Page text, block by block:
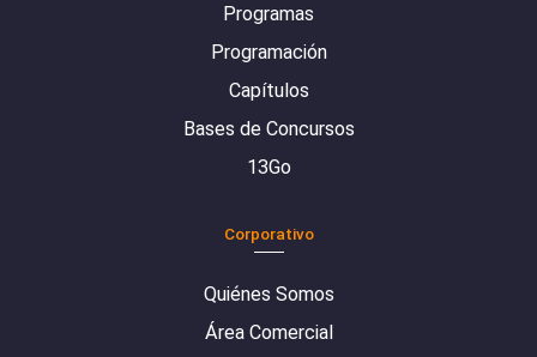
Programas
Programación
Capítulos
Bases de Concursos
13Go
Corporativo
Quiénes Somos
Área Comercial